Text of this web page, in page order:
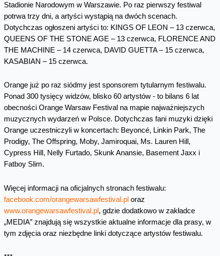
Stadionie Narodowym w Warszawie. Po raz pierwszy festiwal
potrwa trzy dni, a artyści wystąpią na dwóch scenach.
Dotychczas ogłoszeni artyści to: KINGS OF LEON – 13 czerwca,
QUEENS OF THE STONE AGE – 13 czerwca, FLORENCE AND
THE MACHINE – 14 czerwca, DAVID GUETTA – 15 czerwca,
KASABIAN – 15 czerwca.
Orange już po raz siódmy jest sponsorem tytularnym festiwalu.
Ponad 300 tysięcy widzów, blisko 60 artystów - to bilans 6 lat
obecności Orange Warsaw Festival na mapie najważniejszych
muzycznych wydarzeń w Polsce. Dotychczas fani muzyki dzięki
Orange uczestniczyli w koncertach: Beyoncé, Linkin Park, The
Prodigy, The Offspring, Moby, Jamiroquai, Ms. Lauren Hill,
Cypress Hill, Nelly Furtado, Skunk Anansie, Basement Jaxx i
Fatboy Slim.
Więcej informacji na oficjalnych stronach festiwalu:
facebook.com/orangewarsawfestival.pl oraz
www.orangewarsawfestival.pl , gdzie dodatkowo w zakładce
„MEDIA” znajdują się wszystkie aktualne informacje dla prasy, w
tym zdjęcia oraz niezbędne linki dotyczące artystów festiwalu.